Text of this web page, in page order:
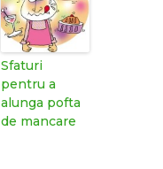
Sfaturi
pentru a
alunga pofta
de mancare